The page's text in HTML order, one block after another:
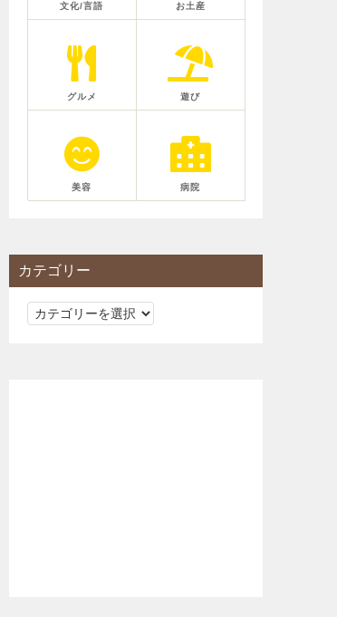
文化/言語 お土産
グルメ 遊び
美容 病院
カテゴリー
カ